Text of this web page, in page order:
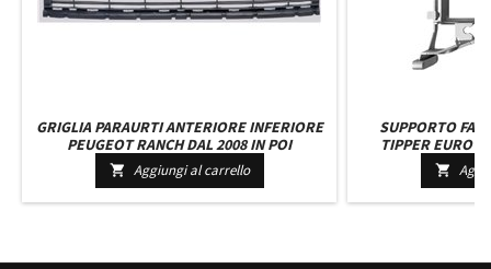
GRIGLIA PARAURTI ANTERIORE INFERIORE
PEUGEOT RANCH DAL 2008 IN POI
 Aggiungi al carrello
SUPPORTO
TIPPER EURO 5
